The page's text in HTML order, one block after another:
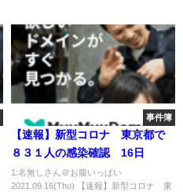
事件簿
【速報】新型コロナ 東京都で
８３１人の感染確認 16日
1:名無しさん＠お腹いっぱい
2021.09.16(Thu) 【速報】新型コロナ 東